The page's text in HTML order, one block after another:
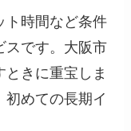
ト時間など条件
スです。大阪市
きに重宝しま
めての長期イ